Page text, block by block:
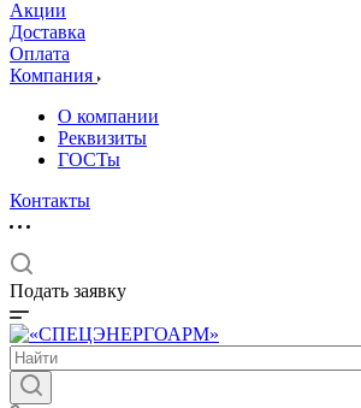
Акции
Доставка
Оплата
Компания
О компании
Реквизиты
ГОСТы
Контакты
Подать заявку